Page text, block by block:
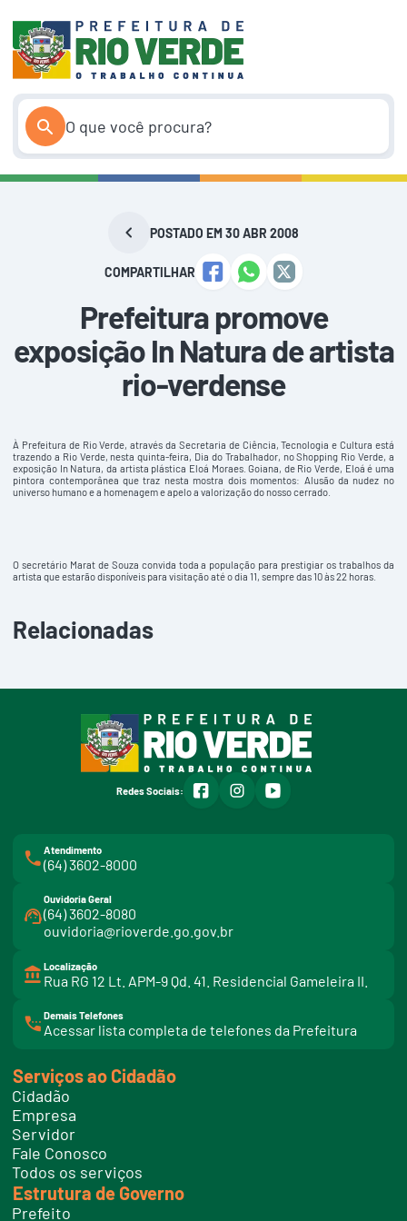
conteúdo
POSTADO EM 30 ABR 2008
COMPARTILHAR
Prefeitura promove
exposição In Natura de artista
rio-verdense
À Prefeitura de Rio Verde, através da Secretaria de Ciência, Tecnologia e Cultura está
trazendo a Rio Verde, nesta quinta-feira, Dia do Trabalhador, no Shopping Rio Verde, a
exposição In Natura, da artista plástica Eloá Moraes. Goiana, de Rio Verde, Eloá é uma
pintora contemporânea que traz nesta mostra dois momentos: Alusão da nudez no
universo humano e a homenagem e apelo a valorização do nosso cerrado.
O secretário Marat de Souza convida toda a população para prestigiar os trabalhos da
artista que estarão disponíveis para visitação até o dia 11, sempre das 10 às 22 horas.
Relacionadas
Redes Sociais: facebookinstagramyoutube
Atendimento
(64) 3602-8000
Ouvidoria Geral
(64) 3602-8080
ouvidoria@rioverde.go.gov.br
Localização
Rua RG 12 Lt. APM-9 Qd. 41. Residencial Gameleira II.
Demais Telefones
Acessar lista completa de telefones da Prefeitura
i
t
e
l
f
o
e
s
Serviços ao Cidadão
Cidadão
Empresa
Servidor
Fale Conosco
Todos os serviços
Estrutura de Governo
Prefeito